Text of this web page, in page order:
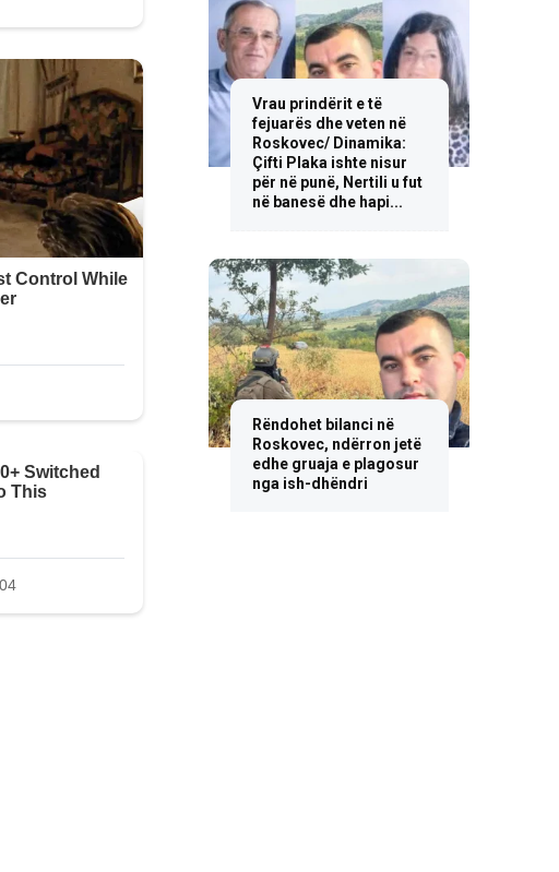
Vrau prindërit e të
fejuarës dhe veten në
Roskovec/ Dinamika:
Çifti Plaka ishte nisur
për në punë, Nertili u fut
në banesë dhe hapi...
Rëndohet bilanci në
Roskovec, ndërron jetë
edhe gruaja e plagosur
nga ish-dhëndri